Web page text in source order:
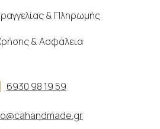
& Πληρωμής
& Ασφάλεια
6930 98 19 59